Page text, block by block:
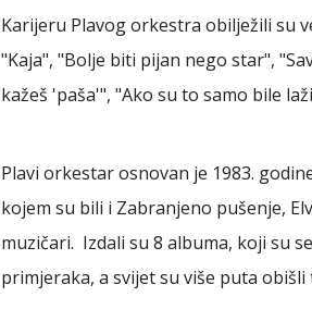
Karijeru Plavog orkestra obilježili su
"Kaja", "Bolje biti pijan nego star",
kažeš 'paša'", "Ako su to samo bile
Plavi orkestar osnovan je 1983.
kojem su bili i Zabranjeno pušenje,
muzičari. Izdali su 8 albuma, koji su
primjeraka, a svijet su više puta